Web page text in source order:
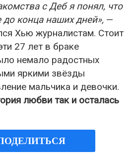
с Деб я понял, что
конца наших дней», —
Хью журналистам. Стоит
27 лет в браке
немало радостных
яркими звёзды
мальчика и девочки.
любви так и осталась